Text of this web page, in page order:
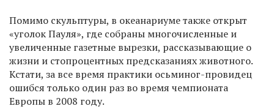
Помимо скульптуры, в океанариуме также открыт
«уголок Пауля», где собраны многочисленные и
увеличенные газетные вырезки, рассказывающие о
жизни и стопроцентных предсказаниях животного.
Кстати, за все время практики осьминог-провидец
ошибся только один раз во время чемпионата
Европы в 2008 году.